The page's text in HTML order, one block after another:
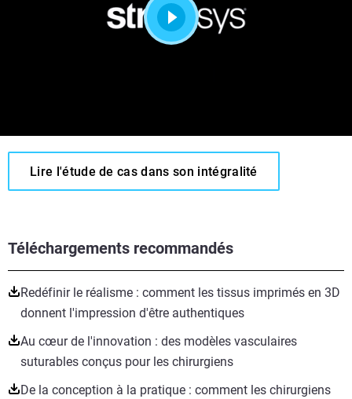
Téléchargements recommandés
Redéfinir le réalisme : comment les tissus imprimés en 3D
donnent l'impression d'être authentiques
Au cœur de l'innovation : des modèles vasculaires
suturables conçus pour les chirurgiens
De la conception à la pratique : comment les chirurgiens
Lire l'étude de cas dans son intégralité